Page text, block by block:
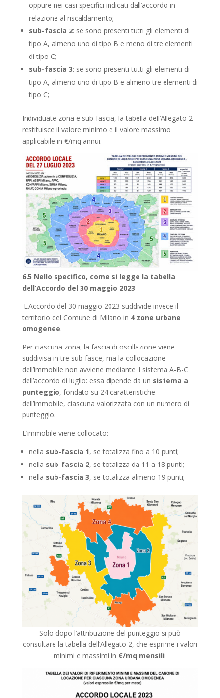
oppure nei casi specifici indicati dall’accordo in
relazione al riscaldamento;
sub-fascia 2: se sono presenti tutti gli elementi di
tipo A, almeno uno di tipo B e meno di tre elementi
di tipo C;
sub-fascia 3: se sono presenti tutti gli elementi di
tipo A, almeno uno di tipo B e almeno tre elementi di
tipo C;
Individuate zona e sub-fascia, la tabella dell’Allegato 2
restituisce il valore minimo e il valore massimo
applicabile in €/mq annui.
6.5 Nello specifico, come si legge la tabella
dell’Accordo del 30 maggio 2023
L’Accordo del 30 maggio 2023 suddivide invece il
territorio del Comune di Milano in 4 zone urbane
omogenee.
Per ciascuna zona, la fascia di oscillazione viene
suddivisa in tre sub-fasce, ma la collocazione
dell’immobile non avviene mediante il sistema A-B-C
dell’accordo di luglio: essa dipende da un sistema a
punteggio, fondato su 24 caratteristiche
dell’immobile, ciascuna valorizzata con un numero di
punteggio.
L’immobile viene collocato:
nella sub-fascia 1, se totalizza fino a 10 punti;
nella sub-fascia 2, se totalizza da 11 a 18 punti;
nella sub-fascia 3, se totalizza almeno 19 punti;
Solo dopo l’attribuzione del punteggio si può
consultare la tabella dell’Allegato 2, che esprime i valori
minimi e massimi in €/mq mensili.